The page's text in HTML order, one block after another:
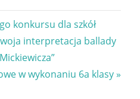
konkursu dla szkół
interpretacja ballady
w wykonaniu 6a klasy